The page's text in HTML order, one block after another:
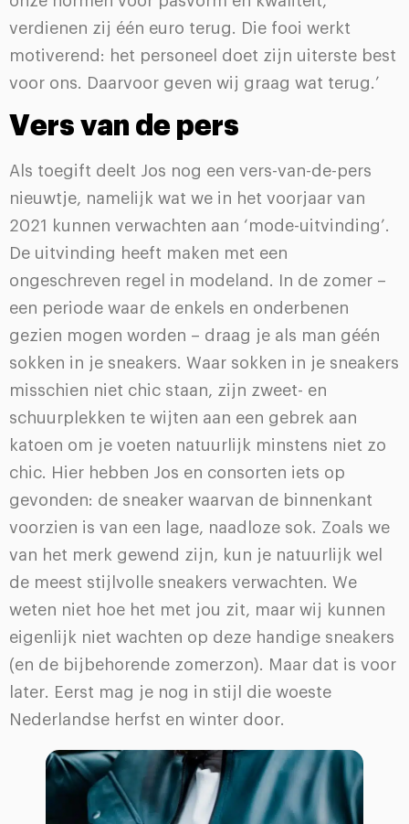
verdienen zij één euro terug. Die fooi werkt
motiverend: het personeel doet zijn uiterste best
voor ons. Daarvoor geven wij graag wat terug.’
Vers van de pers
Als toegift deelt Jos nog een vers-van-de-pers
nieuwtje, namelijk wat we in het voorjaar van
2021 kunnen verwachten aan ‘mode-uitvinding’.
De uitvinding heeft maken met een
ongeschreven regel in modeland. In de zomer –
een periode waar de enkels en onderbenen
gezien mogen worden – draag je als man géén
sokken in je sneakers. Waar sokken in je sneakers
misschien niet chic staan, zijn zweet- en
schuurplekken te wijten aan een gebrek aan
katoen om je voeten natuurlijk minstens niet zo
chic. Hier hebben Jos en consorten iets op
gevonden: de sneaker waarvan de binnenkant
voorzien is van een lage, naadloze sok. Zoals we
van het merk gewend zijn, kun je natuurlijk wel
de meest stijlvolle sneakers verwachten. We
weten niet hoe het met jou zit, maar wij kunnen
eigenlijk niet wachten op deze handige sneakers
(en de bijbehorende zomerzon). Maar dat is voor
later. Eerst mag je nog in stijl die woeste
Nederlandse herfst en winter door.